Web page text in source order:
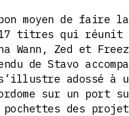
moyen de faire
titres qui réunit
Wann, Zed et
de Stavo
adossé à
sur un port
pochettes des